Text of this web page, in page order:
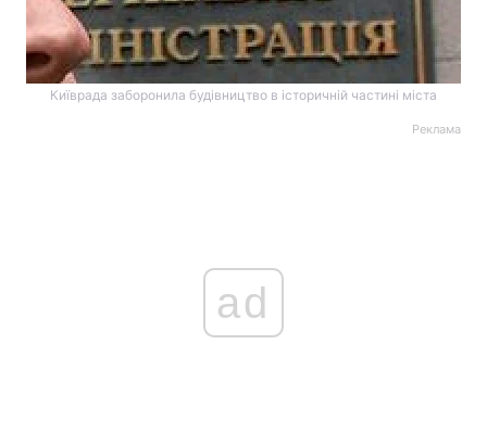
Київрада заборонила будівництво в історичній частині міста
Реклама
ad